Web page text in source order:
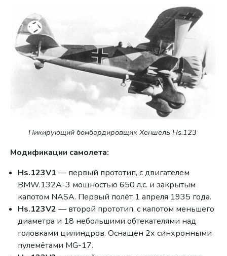
Пикирующий бомбардировщик Хеншель Hs.123
Модификации самолета:
Hs.123V1 — первый прототип, с двигателем
BMW.132A-3 мощностью 650 л.с. и закрытым
капотом NASA. Первый полёт 1 апреля 1935 года.
Hs.123V2 — второй прототип, с капотом меньшего
диаметра и 18 небольшими обтекателями над
головками цилиндров. Оснащен 2х синхронными
пулемётами MG-17.